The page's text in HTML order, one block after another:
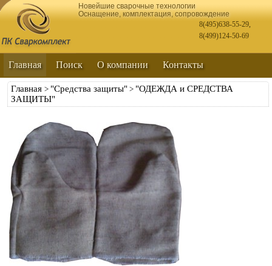
Новейшие сварочные технологии
Оснащение, комплектация, сопровождение
8(495)638-55-29,
8(499)124-50-69
Главная Поиск О компании Контакты
Главная > "Средства защиты" > "ОДЕЖДА и СРЕДСТВА
ЗАЩИТЫ"